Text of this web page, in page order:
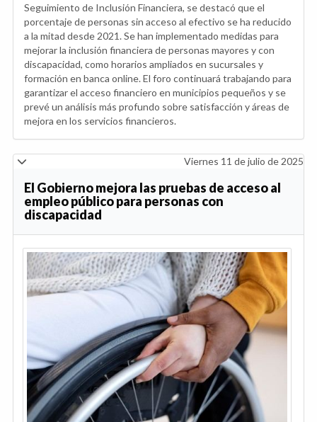
Seguimiento de Inclusión Financiera, se destacó que el
porcentaje de personas sin acceso al efectivo se ha reducido
a la mitad desde 2021. Se han implementado medidas para
mejorar la inclusión financiera de personas mayores y con
discapacidad, como horarios ampliados en sucursales y
formación en banca online. El foro continuará trabajando para
garantizar el acceso financiero en municipios pequeños y se
prevé un análisis más profundo sobre satisfacción y áreas de
mejora en los servicios financieros.
Viernes 11 de julio de 2025
El Gobierno mejora las pruebas de acceso al
empleo público para personas con
discapacidad